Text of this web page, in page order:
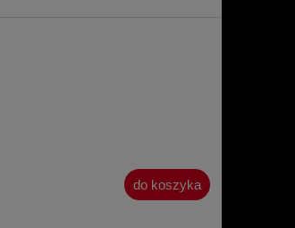
do koszyka